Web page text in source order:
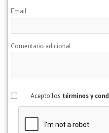
Email
Comentario adicional
Acepto los términos y